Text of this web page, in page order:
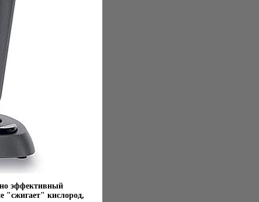
эффективный
"сжигает" кислород,